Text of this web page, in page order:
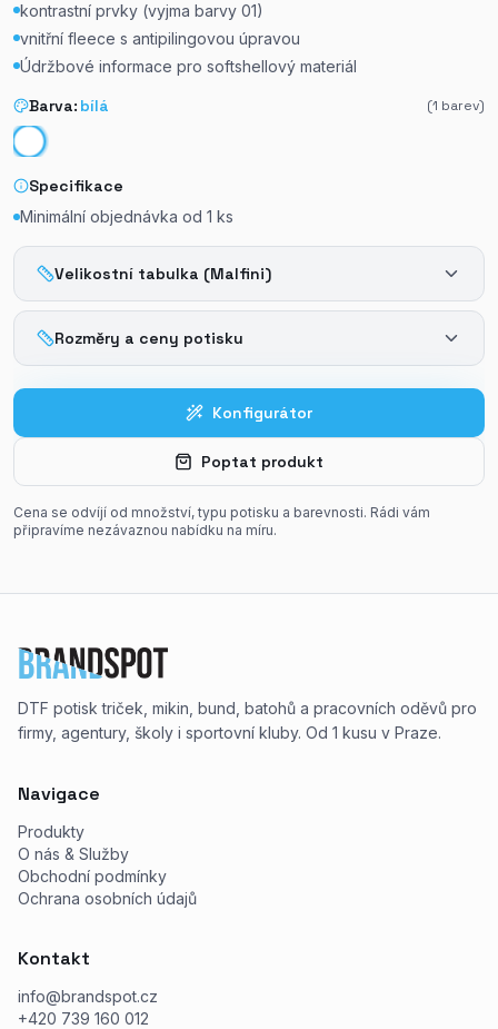
kontrastní prvky (vyjma barvy 01)
vnitřní fleece s antipilingovou úpravou
Údržbové informace pro softshellový materiál
Barva: bílá (1 barev)
Specifikace
Minimální objednávka od 1 ks
Velikostní tabulka (Malfini)
Rozměry a ceny potisku
Konfigurátor
Poptat produkt
Cena se odvíjí od množství, typu potisku a barevnosti. Rádi vám
připravíme nezávaznou nabídku na míru.
DTF potisk triček, mikin, bund, batohů a pracovních oděvů pro
firmy, agentury, školy i sportovní kluby. Od 1 kusu v Praze.
Navigace
Produkty
O nás & Služby
Obchodní podmínky
Ochrana osobních údajů
Kontakt
info@brandspot.cz
+420 739 160 012